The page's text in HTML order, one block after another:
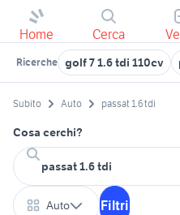
Home Cerca
Ricerche golf 7 1.6 tdi 110cv
Subito Auto passat 1.6 tdi
Cosa cerchi?
Auto Filtri